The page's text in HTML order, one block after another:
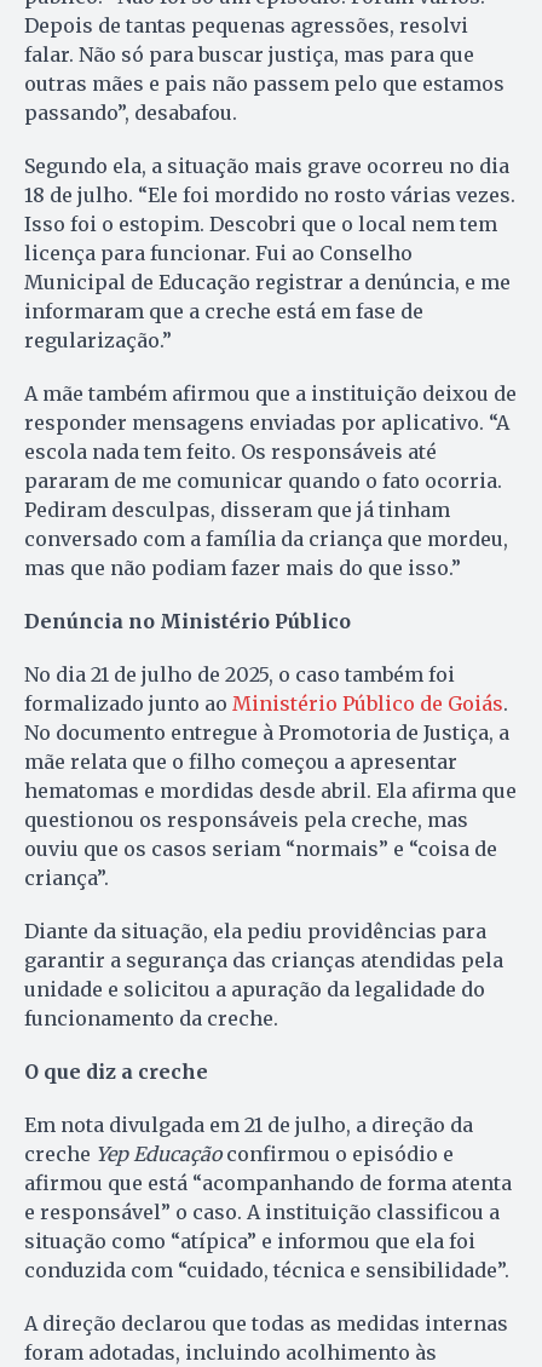
Depois de tantas pequenas agressões, resolvi
falar. Não só para buscar justiça, mas para que
outras mães e pais não passem pelo que estamos
passando”, desabafou.
Segundo ela, a situação mais grave ocorreu no dia
18 de julho. “Ele foi mordido no rosto várias vezes.
Isso foi o estopim. Descobri que o local nem tem
licença para funcionar. Fui ao Conselho
Municipal de Educação registrar a denúncia, e me
informaram que a creche está em fase de
regularização.”
A mãe também afirmou que a instituição deixou de
responder mensagens enviadas por aplicativo. “A
escola nada tem feito. Os responsáveis até
pararam de me comunicar quando o fato ocorria.
Pediram desculpas, disseram que já tinham
conversado com a família da criança que mordeu,
mas que não podiam fazer mais do que isso.”
Denúncia no Ministério Público
No dia 21 de julho de 2025, o caso também foi
formalizado junto ao Ministério Público de Goiás.
No documento entregue à Promotoria de Justiça, a
mãe relata que o filho começou a apresentar
hematomas e mordidas desde abril. Ela afirma que
questionou os responsáveis pela creche, mas
ouviu que os casos seriam “normais” e “coisa de
criança”.
Diante da situação, ela pediu providências para
garantir a segurança das crianças atendidas pela
unidade e solicitou a apuração da legalidade do
funcionamento da creche.
O que diz a creche
Em nota divulgada em 21 de julho, a direção da
creche Yep Educaçãoconfirmou o episódio e
afirmou que está “acompanhando de forma atenta
e responsável” o caso. A instituição classificou a
situação como “atípica” e informou que ela foi
conduzida com “cuidado, técnica e sensibilidade”.
A direção declarou que todas as medidas internas
foram adotadas, incluindo acolhimento às